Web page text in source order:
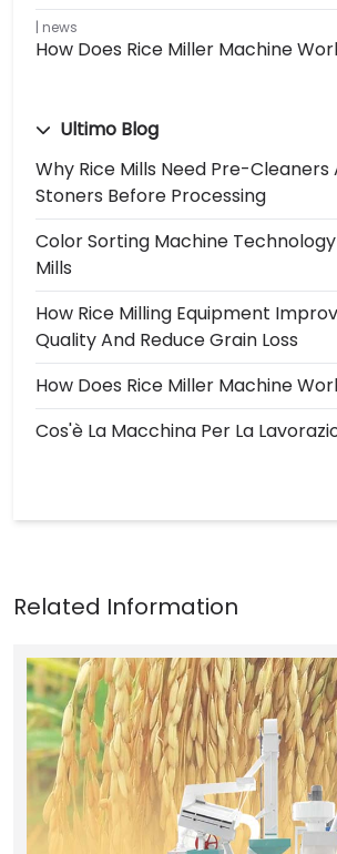
news
How Does Rice Miller Machine
Ultimo Blog
Why Rice Mills Need Pre-Cleaners
Stoners Before Processing
Color Sorting Machine
Mills
How Rice Milling Equipment
Quality And Reduce Grain Loss
How Does Rice Miller Machine
Cos'è La Macchina Per La